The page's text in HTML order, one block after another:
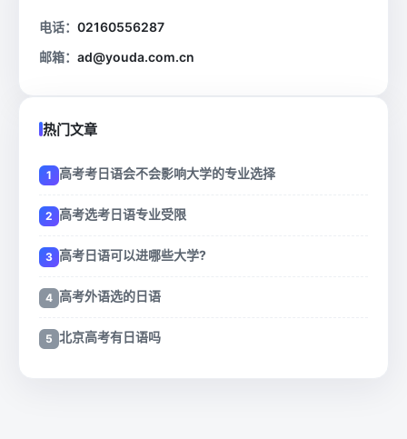
电话： 02160556287
邮箱： ad@youda.com.cn
热门文章
高考考日语会不会影响大学的专业选择
高考选考日语专业受限
高考日语可以进哪些大学?
高考外语选的日语
北京高考有日语吗